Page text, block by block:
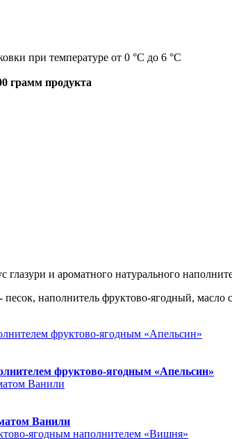
при температуре от 0 °C до 6 °C
грамм продукта
и ароматного натурального
- песок, наполнитель фруктово-ягодный,
фруктово-ягодным «Апельсин»
Ванили